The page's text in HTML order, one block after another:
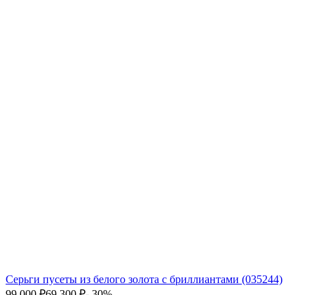
Серьги пусеты из белого золота с бриллиантами (035244)